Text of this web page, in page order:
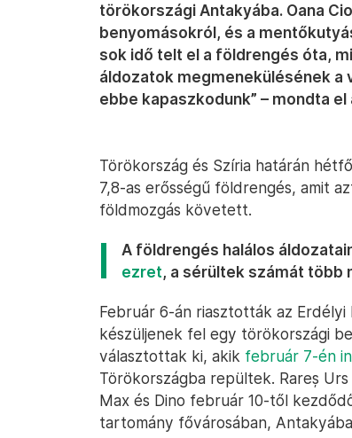
törökországi Antakyába. Oana
benyomásokról, és a
sok idő telt el a földrengés óta,
áldozatok megmenekülésének a
ebbe kapaszkodunk” – mondta
Törökország és Szíria határán
7,8-as erősségű földrengés, amit
földmozgás követett.
A földrengés halálos
ezret, a sérültek számát több
Február 6-án riasztották az
készüljenek fel egy törökországi
választottak ki, akik február 7-én
Törökországba repültek. Rareș
Max és Dino február 10-től
tartomány fővárosában,